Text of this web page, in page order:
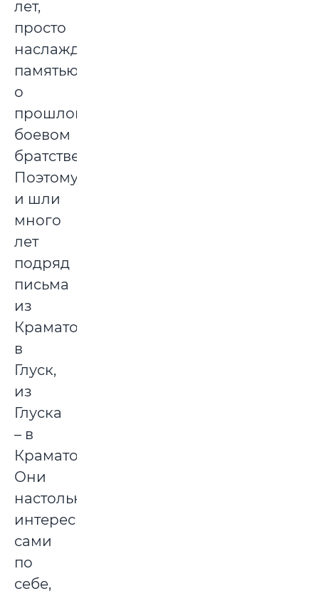
лет,
просто
наслаждались
памятью
о
прошлом
боевом
братстве.
Поэтому
и шли
много
лет
подряд
письма
из
Краматорска
в
Глуск,
из
Глуска
– в
Краматорск.
Они
настолько
интересны
сами
по
себе,